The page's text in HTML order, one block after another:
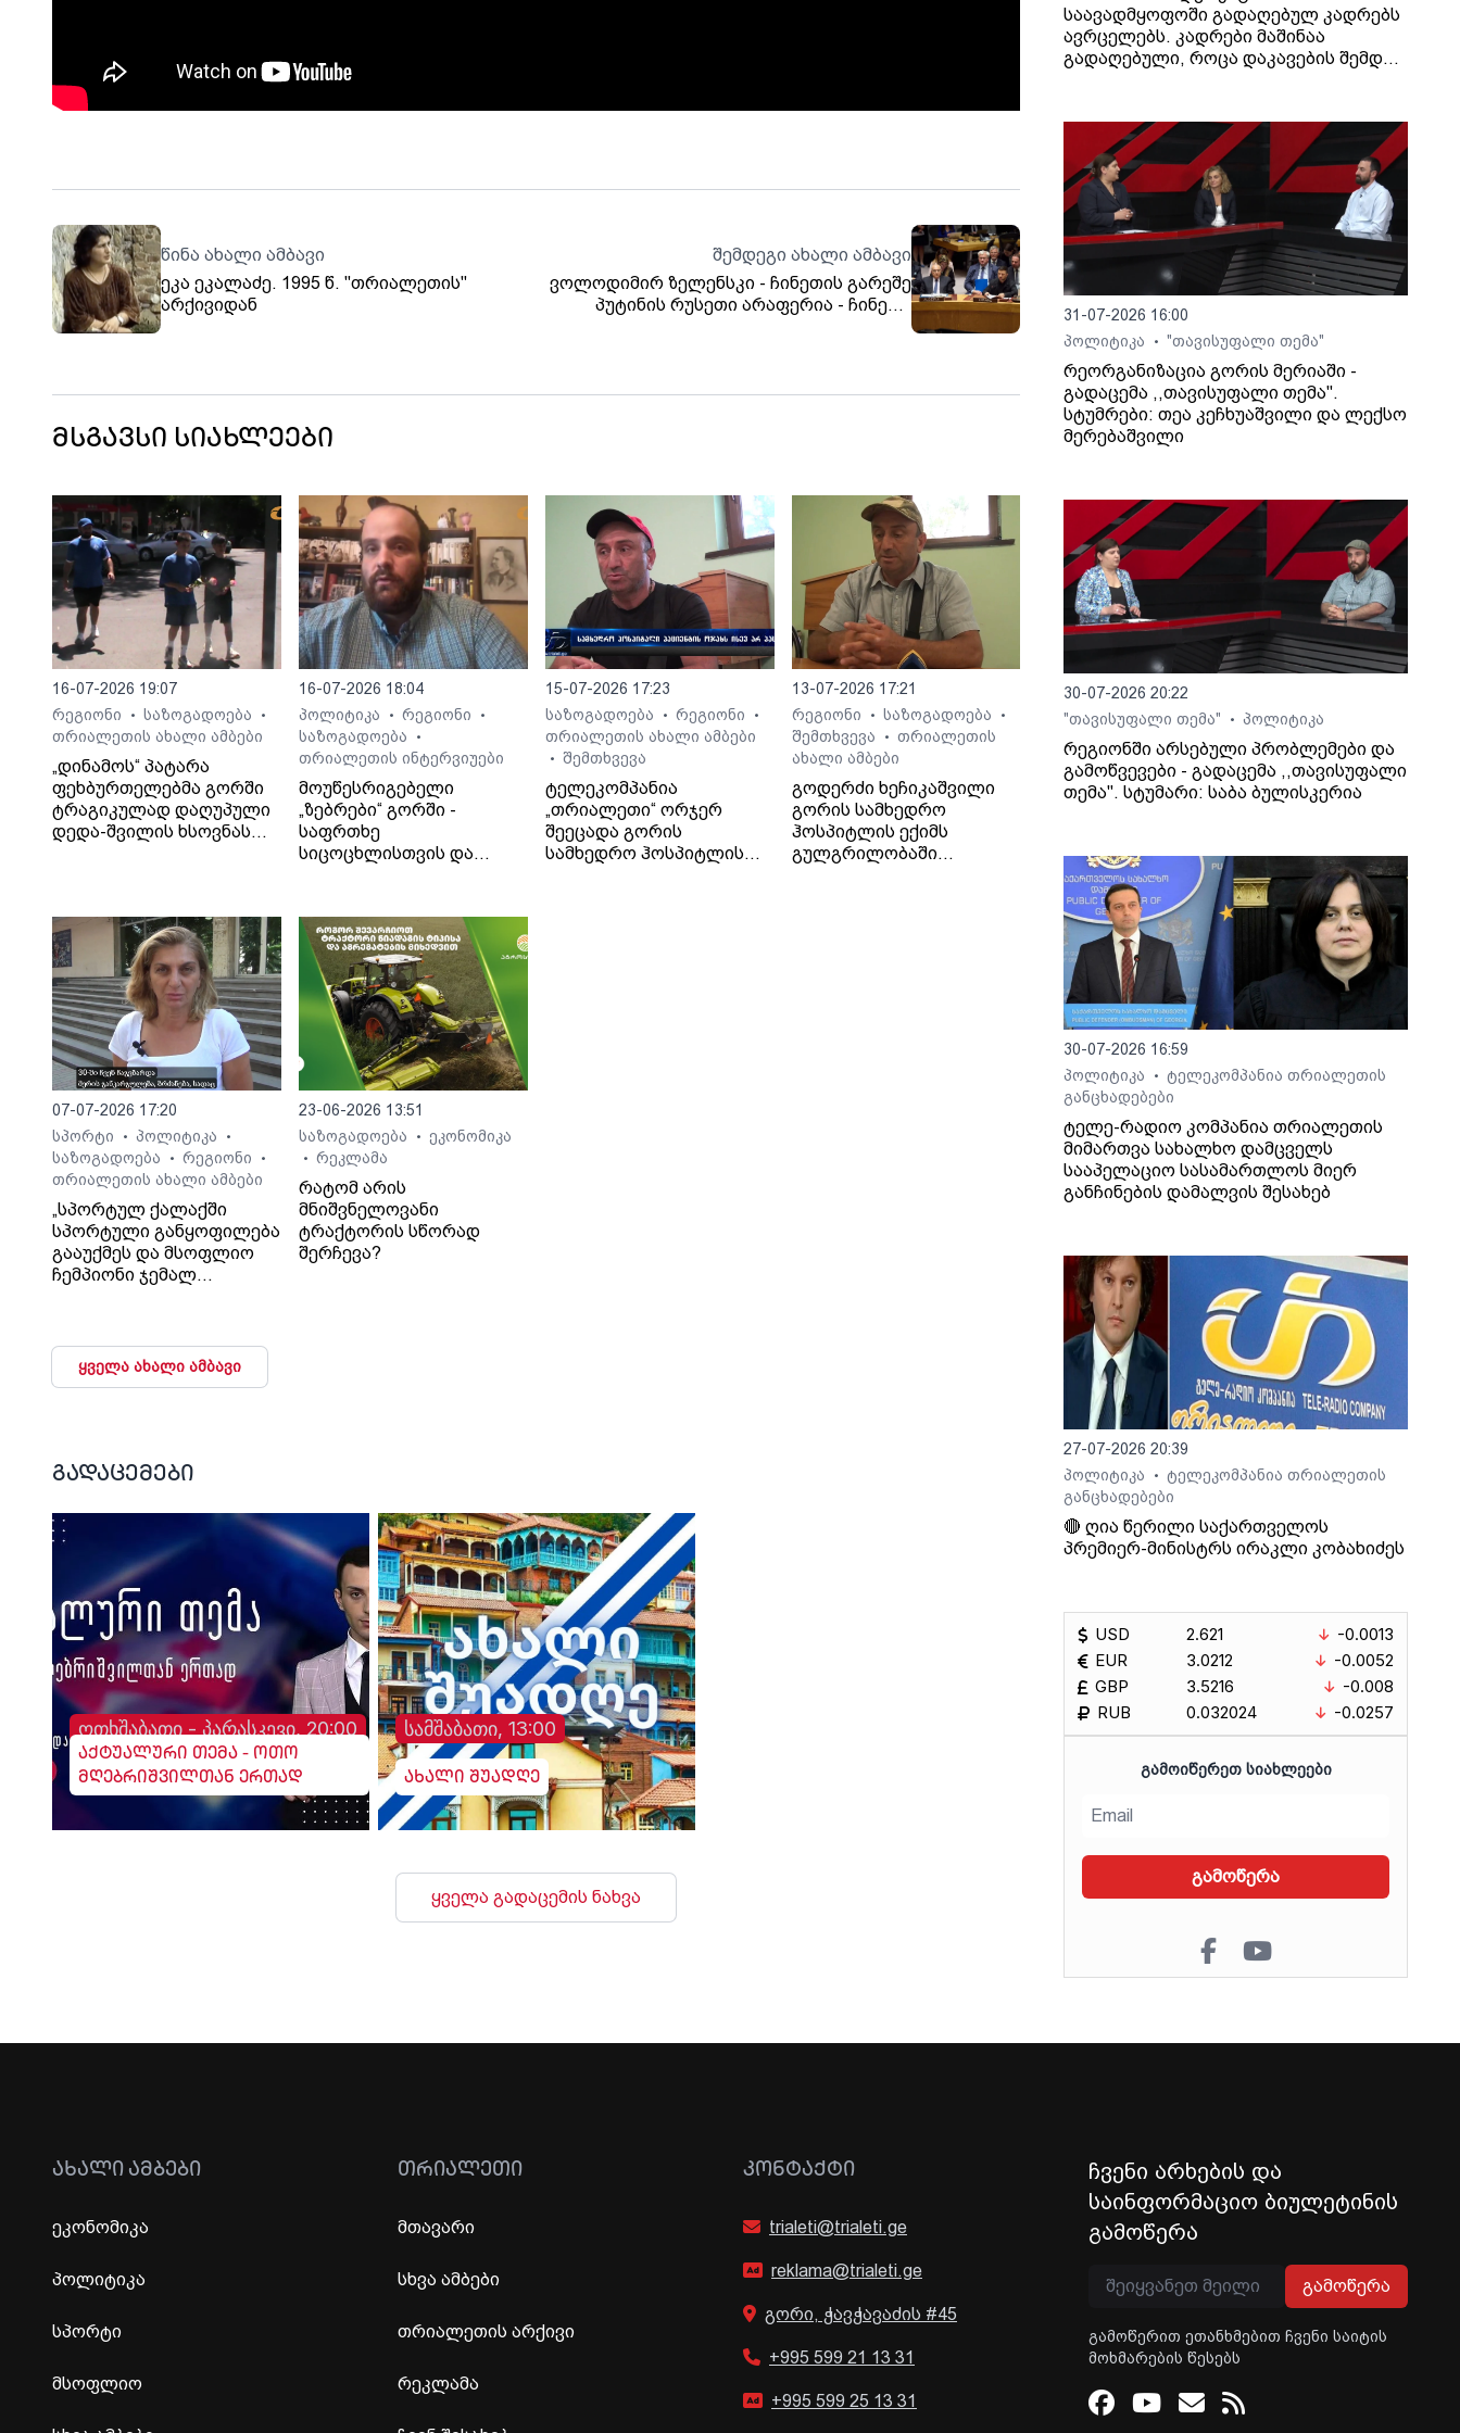
წინა ახალი ამბავი
ეკა ეკალაძე. 1995 წ. "თრიალეთის"
არქივიდან
შემდეგი ახალი ამბავი
ვოლოდიმირ ზელენსკი - ჩინეთის გარეშე
პუტინის რუსეთი არაფერია - ჩინეთს
შეუძლია მოსკოვი აიძულოს, ომი
მსგავსი სიახლეები
16-07-2026 19:07
რეგიონი
• საზოგადოება •
თრიალეთის ახალი ამბები
„დინამოს“ პატარა
ფეხბურთელებმა გორში
ტრაგიკულად დაღუპული
დედა-შვილის ხსოვნას
16-07-2026 18:04
პოლიტიკა
• რეგიონი •
საზოგადოება •
თრიალეთის ინტერვიუები
მოუწესრიგებელი
„ზებრები“ გორში -
საფრთხე
სიცოცხლისთვის და
15-07-2026 17:23
საზოგადოება
• რეგიონი •
თრიალეთის ახალი ამბები
• შემთხვევა
ტელეკომპანია
„თრიალეთი“ ორჯერ
შეეცადა გორის
სამხედრო ჰოსპიტლის
დაწყებული მოკვლევის
შესახებ, სამხედრო
ჰოსპიტალში კომენტარი
არც ამჯერად გააკეთეს
13-07-2026 17:21
რეგიონი
• საზოგადოება •
შემთხვევა • თრიალეთის
ახალი ამბები
გოდერძი ხეჩიკაშვილი
გორის სამხედრო
ჰოსპიტლის ექიმს
გულგრილობაში
07-07-2026 17:20
სპორტი
• პოლიტიკა •
საზოგადოება • რეგიონი •
თრიალეთის ახალი ამბები
„სპორტულ ქალაქში
სპორტული განყოფილება
გააუქმეს და მსოფლიო
ჩემპიონი ჯემალ
23-06-2026 13:51
საზოგადოება
• ეკონომიკა
• რეკლამა
რატომ არის
მნიშვნელოვანი
ტრაქტორის სწორად
შერჩევა?
ყველა ახალი ამბავი
გადაცემები
ოთხშაბათი - პარასკევი, 20:00
აქტუალური თემა - ოთო
მღებრიშვილთან ერთად
სამშაბათი, 13:00
ახალი შუადღე
ყველა გადაცემის ნახვა
საავადმყოფოში გადაღებულ კადრებს
ავრცელებს. კადრები მაშინაა
გადაღებული, როცა დაკავების შემდეგ
31-07-2026 16:00
პოლიტიკა
• "თავისუფალი თემა"
რეორგანიზაცია გორის მერიაში -
გადაცემა ,,თავისუფალი თემა".
სტუმრები: თეა კეჩხუაშვილი და ლექსო
მერებაშვილი
30-07-2026 20:22
"თავისუფალი თემა"
• პოლიტიკა
რეგიონში არსებული პრობლემები და
გამოწვევები - გადაცემა ,,თავისუფალი
თემა". სტუმარი: საბა ბულისკერია
30-07-2026 16:59
პოლიტიკა
•
ტელეკომპანია თრიალეთის
განცხადებები
ტელე-რადიო კომპანია თრიალეთის
მიმართვა სახალხო დამცველს
სააპელაციო სასამართლოს მიერ
განჩინების დამალვის შესახებ
27-07-2026 20:39
პოლიტიკა
•
ტელეკომპანია თრიალეთის
განცხადებები
🔴 ღია წერილი საქართველოს
პრემიერ-მინისტრს ირაკლი კობახიძეს
USD
EUR
GBP
RUB
2.621
3.0212
3.5216
0.032024
-0.0013
-0.0052
-0.008
-0.0257
ᲒᲐᲛᲝᲘᲬᲔᲠᲔᲗ ᲡᲘᲐᲮᲚᲔᲔᲑᲘ
გამოწერა
ᲐᲮᲐᲚᲘ ᲐᲛᲑᲔᲑᲘ
ეკონომიკა
პოლიტიკა
სპორტი
მსოფლიო
ᲗᲠᲘᲐᲚᲔᲗᲘ
მთავარი
სხვა ამბები
თრიალეთის არქივი
რეკლამა
ᲙᲝᲜᲢᲐᲥᲢᲘ
trialeti@trialeti.ge
reklama@trialeti.ge
გორი, ჭავჭავაძის #45
+995 599 21 13 31
+995 599 25 13 31
ჩვენი არხების და
საინფორმაციო ბიულეტინის
გამოწერა
გამოწერა
გამოწერით ეთანხმებით ჩვენი საიტის
მოხმარების წესებს
Facebook
Youtube
Email
RSS